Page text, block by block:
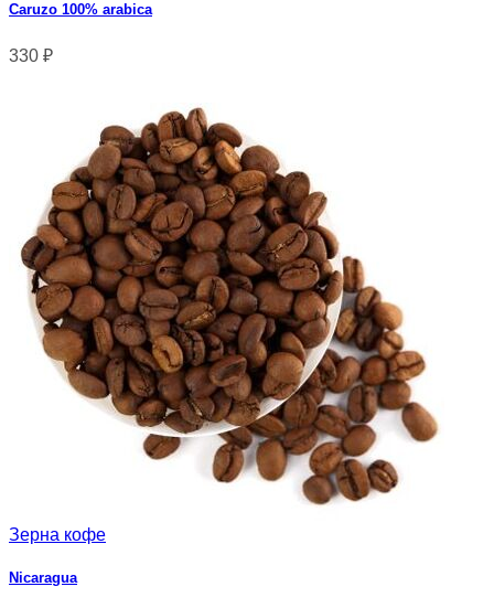
Caruzo 100% arabica
330 ₽
Зерна кофе
Nicaragua